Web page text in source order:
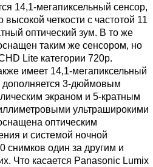
14,1-мегапиксельный сенсор,
четкости с частотой 11
оптический зум. В то же
таким же сенсором, но
Lite категории 720p.
имеет 14,1-мегапиксельный
дополняется 3-дюймовым
экраном и 5-кратным
ультраширокими
оптическим
и системой ночной
один за другим и
Что касается Panasonic Lumix